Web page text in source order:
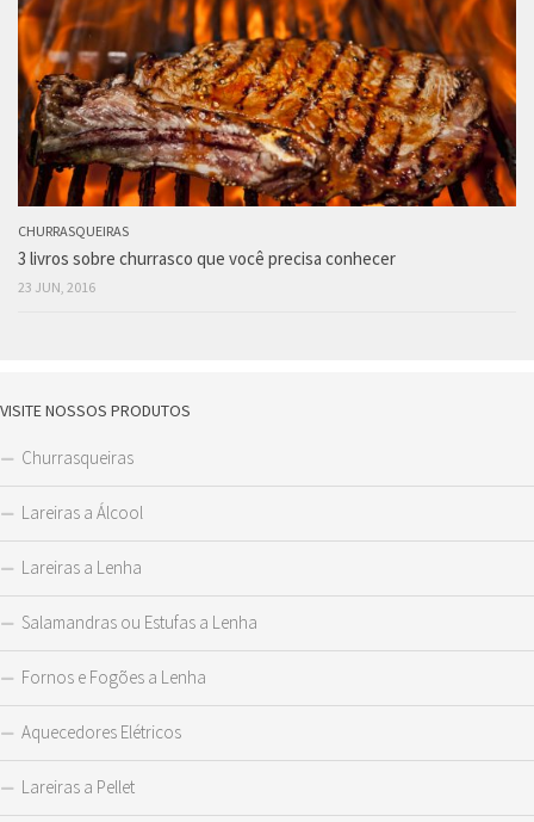
CHURRASQUEIRAS
3 livros sobre churrasco que você precisa conhecer
23 JUN, 2016
VISITE NOSSOS PRODUTOS
Churrasqueiras
Lareiras a Álcool
Lareiras a Lenha
Salamandras ou Estufas a Lenha
Fornos e Fogões a Lenha
Aquecedores Elétricos
Lareiras a Pellet